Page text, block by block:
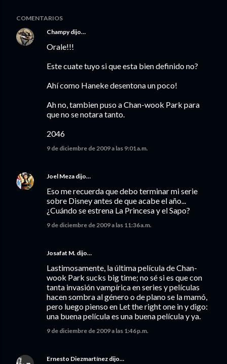
COMENTARIOS
Champydijo…
Orale!!!
Este cuate tuyo si que esta bien definido no?
Ahí como Haneke desentona un poco!
Ah no, tambien puso a Chan-wook Park para
que no se notara tanto.
2046
9 de diciembre de 2009 a las 9:01 a.m.
Joel Meza dijo…
Eso me recuerda que debo terminar mi serie
sobre Disney antes de que acabe el año...
¿Cuándo se estrena La Princesa y el Sapo?
9 de diciembre de 2009 a las 11:36 a.m.
Josafat M. dijo…
Lastimosamente, la última película de Chan-
wook Park sucks big time; no sé si es que con
tanta invasión vampírica en series y películas
hacen sombra al género o de plano se la mamó,
pero luego pienso en Let the right one in y digo:
una buena película es una buena película y ya.
9 de diciembre de 2009 a las 1:46 p.m.
Ernesto Diezmartínez dijo…